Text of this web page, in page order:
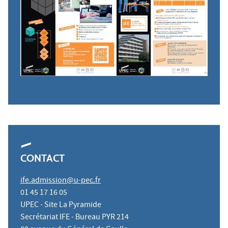
CONTACT
ife.admission@u-pec.fr
01 45 17 16 05
UPEC - Site La Pyramide
Secrétariat IFE - Bureau PYR 214